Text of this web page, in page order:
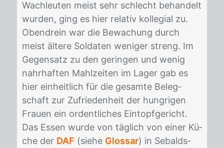
Wach­leu­ten meist sehr schlecht be­han­delt
wur­den, ging es hier re­la­tiv kol­le­gi­al zu.
Oben­drein war die Be­wa­chung durch
meist äl­te­re Sol­da­ten we­ni­ger streng. Im
Ge­gen­satz zu den ge­rin­gen und we­nig
nahr­haf­ten Mahl­zei­ten im La­ger gab es
hier ein­heit­lich für die ge­sam­te Be­leg­
schaft zur Zu­frie­den­heit der hung­ri­gen
Frau­en ein or­dent­li­ches Ein­topf­ge­richt.
Das Es­sen wur­de von täg­lich von ei­ner Kü­
che der DAF (sie­he Glossar) in Se­balds­